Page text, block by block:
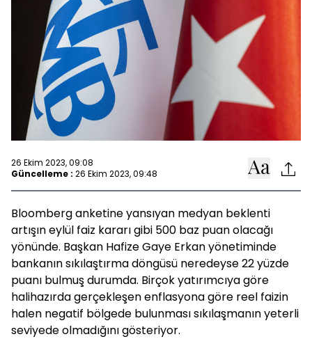
26 Ekim 2023, 09:08
Güncelleme : 26 Ekim 2023, 09:48
Bloomberg anketine yansıyan medyan beklenti
artışın eylül faiz kararı gibi 500 baz puan olacağı
yönünde. Başkan Hafize Gaye Erkan yönetiminde
bankanın sıkılaştırma döngüsü neredeyse 22 yüzde
puanı bulmuş durumda. Birçok yatırımcıya göre
halihazırda gerçekleşen enflasyona göre reel faizin
halen negatif bölgede bulunması sıkılaşmanın yeterli
seviyede olmadığını gösteriyor.